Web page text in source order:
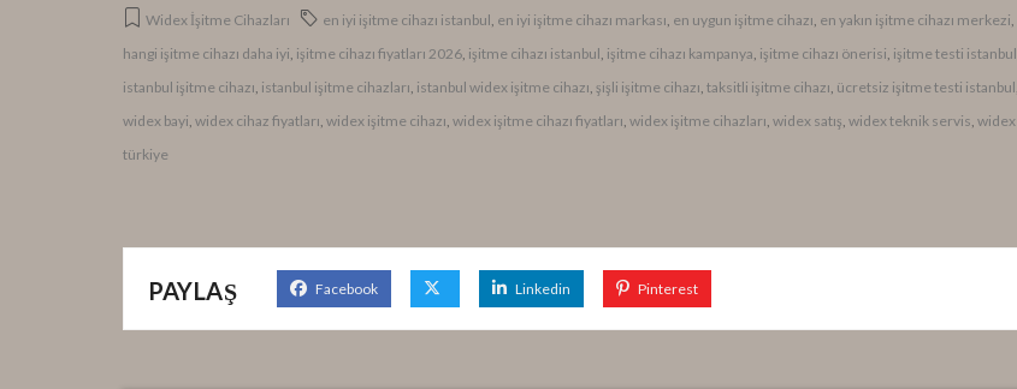
Widex İşitme Cihazları en iyi işitme cihazı istanbul en iyi işitme cihazı markası en uygun işitme cihazı en yakın işitme cihazı merkezi
hangi işitme cihazı daha iyi işitme cihazı fiyatları 2026 işitme cihazı istanbul işitme cihazı kampanya işitme cihazı önerisi işitme testi istanbul
istanbul işitme cihazı istanbul işitme cihazları istanbul widex işitme cihazı şişli işitme cihazı taksitli işitme cihazı ücretsiz işitme testi istanbul
widex bayi widex cihaz fiyatları widex işitme cihazı widex işitme cihazı fiyatları widex işitme cihazları widex satış widex teknik servis widex
türkiye
PAYLAŞ Facebook Linkedin Pinterest